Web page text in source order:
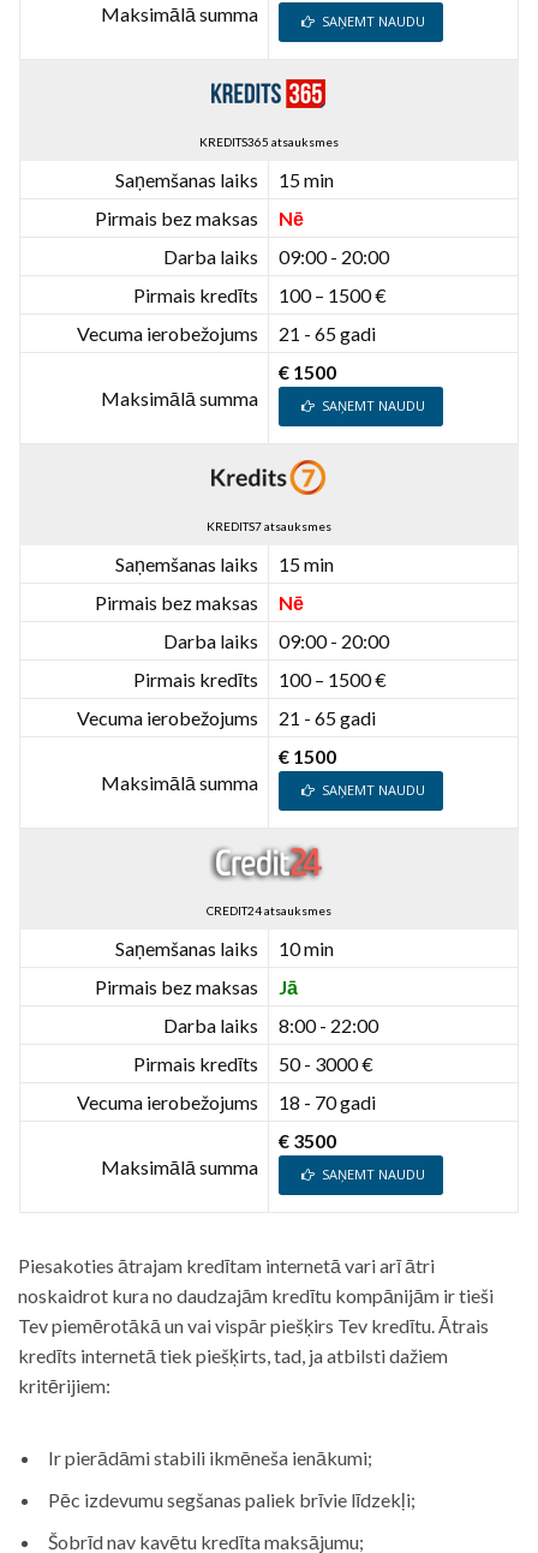
Maksimālā summa SAŅEMT NAUDU
KREDITS365 atsauksmes
Saņemšanas laiks
15 min
Pirmais bez maksas
Nē
Darba laiks
09:00 - 20:00
Pirmais kredīts
100 – 1500 €
Vecuma ierobežojums
21 - 65 gadi
Maksimālā summa
€ 1500
SAŅEMT NAUDU
KREDITS7 atsauksmes
Saņemšanas laiks
15 min
Pirmais bez maksas
Nē
Darba laiks
09:00 - 20:00
Pirmais kredīts
100 – 1500 €
Vecuma ierobežojums
21 - 65 gadi
Maksimālā summa
€ 1500
SAŅEMT NAUDU
CREDIT24 atsauksmes
Saņemšanas laiks
10 min
Pirmais bez maksas
Jā
Darba laiks
8:00 - 22:00
Pirmais kredīts
50 - 3000 €
Vecuma ierobežojums
18 - 70 gadi
Maksimālā summa
€ 3500
SAŅEMT NAUDU
Piesakoties ātrajam kredītam internetā vari arī ātri
noskaidrot kura no daudzajām kredītu kompānijām ir tieši
Tev piemērotākā un vai vispār piešķirs Tev kredītu. Ātrais
kredīts internetā tiek piešķirts, tad, ja atbilsti dažiem
kritērijiem:
Ir pierādāmi stabili ikmēneša ienākumi;
Pēc izdevumu segšanas paliek brīvie līdzekļi;
Šobrīd nav kavētu kredīta maksājumu;